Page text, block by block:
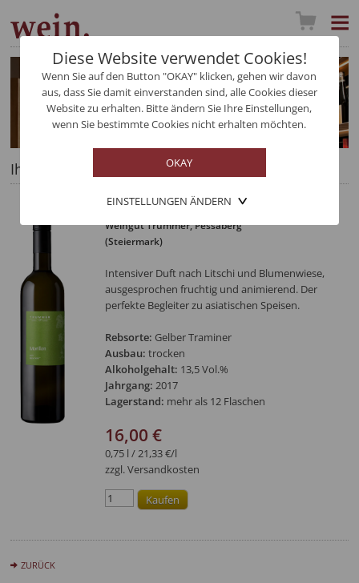
Diese Website verwendet Cookies!
Wenn Sie auf den Button "OKAY" klicken, gehen wir davon
aus, dass Sie damit einverstanden sind, alle Cookies dieser
Website zu erhalten. Bitte ändern Sie Ihre Einstellungen,
wenn Sie bestimmte Cookies nicht erhalten möchten.
EINSTELLUNGEN ÄNDERN
Ihre Auswahl im Detail
Gelber Traminer Reine Seele
Weingut Trummer, Pessaberg
(Steiermark)
Intensiver Duft nach Litschi und Blumenwiese,
ausgesprochen fruchtig und animierend. Der
perfekte Begleiter zu asiatischen Speisen.
Rebsorte: Gelber Traminer
Ausbau: trocken
Alkoholgehalt: 13,5 Vol.%
Jahrgang:2017
Lagerstand: mehr als 12 Flaschen
16,00 €
0,75 l / 21,33 €/l
zzgl. Versandkosten
ZURÜCK